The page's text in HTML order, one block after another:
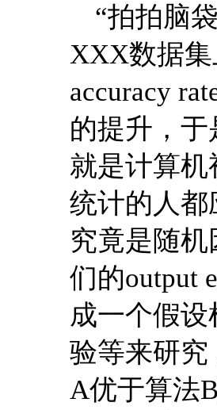
“拍拍脑
XXX数据集
accuracy
的提升，
就是计算
统计的人都
究竟是随
们的output
成一个假设
验等来研究
A优于算法